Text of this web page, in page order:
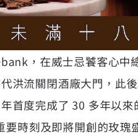
，在威士忌饕客心中
洪流關閉酒廠大門，此
首度完成了 30 多年以
時刻及即將開創的玫